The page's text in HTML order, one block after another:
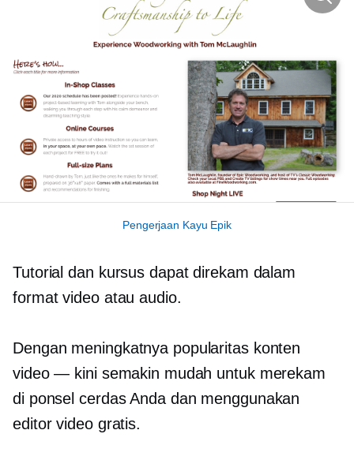
Pengerjaan Kayu Epik
Tutorial dan kursus dapat direkam dalam
format video atau audio.
Dengan meningkatnya popularitas konten
video — kini semakin mudah untuk merekam
di ponsel cerdas Anda dan menggunakan
editor video gratis.